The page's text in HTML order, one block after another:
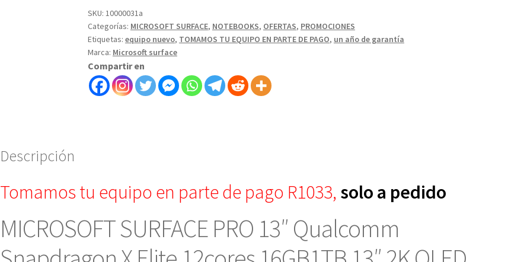
SKU: 10000031a
Categorías: MICROSOFT SURFACE, NOTEBOOKS, OFERTAS, PROMOCIONES
Etiquetas: equipo nuevo, TOMAMOS TU EQUIPO EN PARTE DE PAGO, un año de garantía
Marca: Microsoft surface
Compartir en
Descripción
Tomamos tu equipo en parte de pago R1033, solo a pedido
MICROSOFT SURFACE PRO 13″ Qualcomm